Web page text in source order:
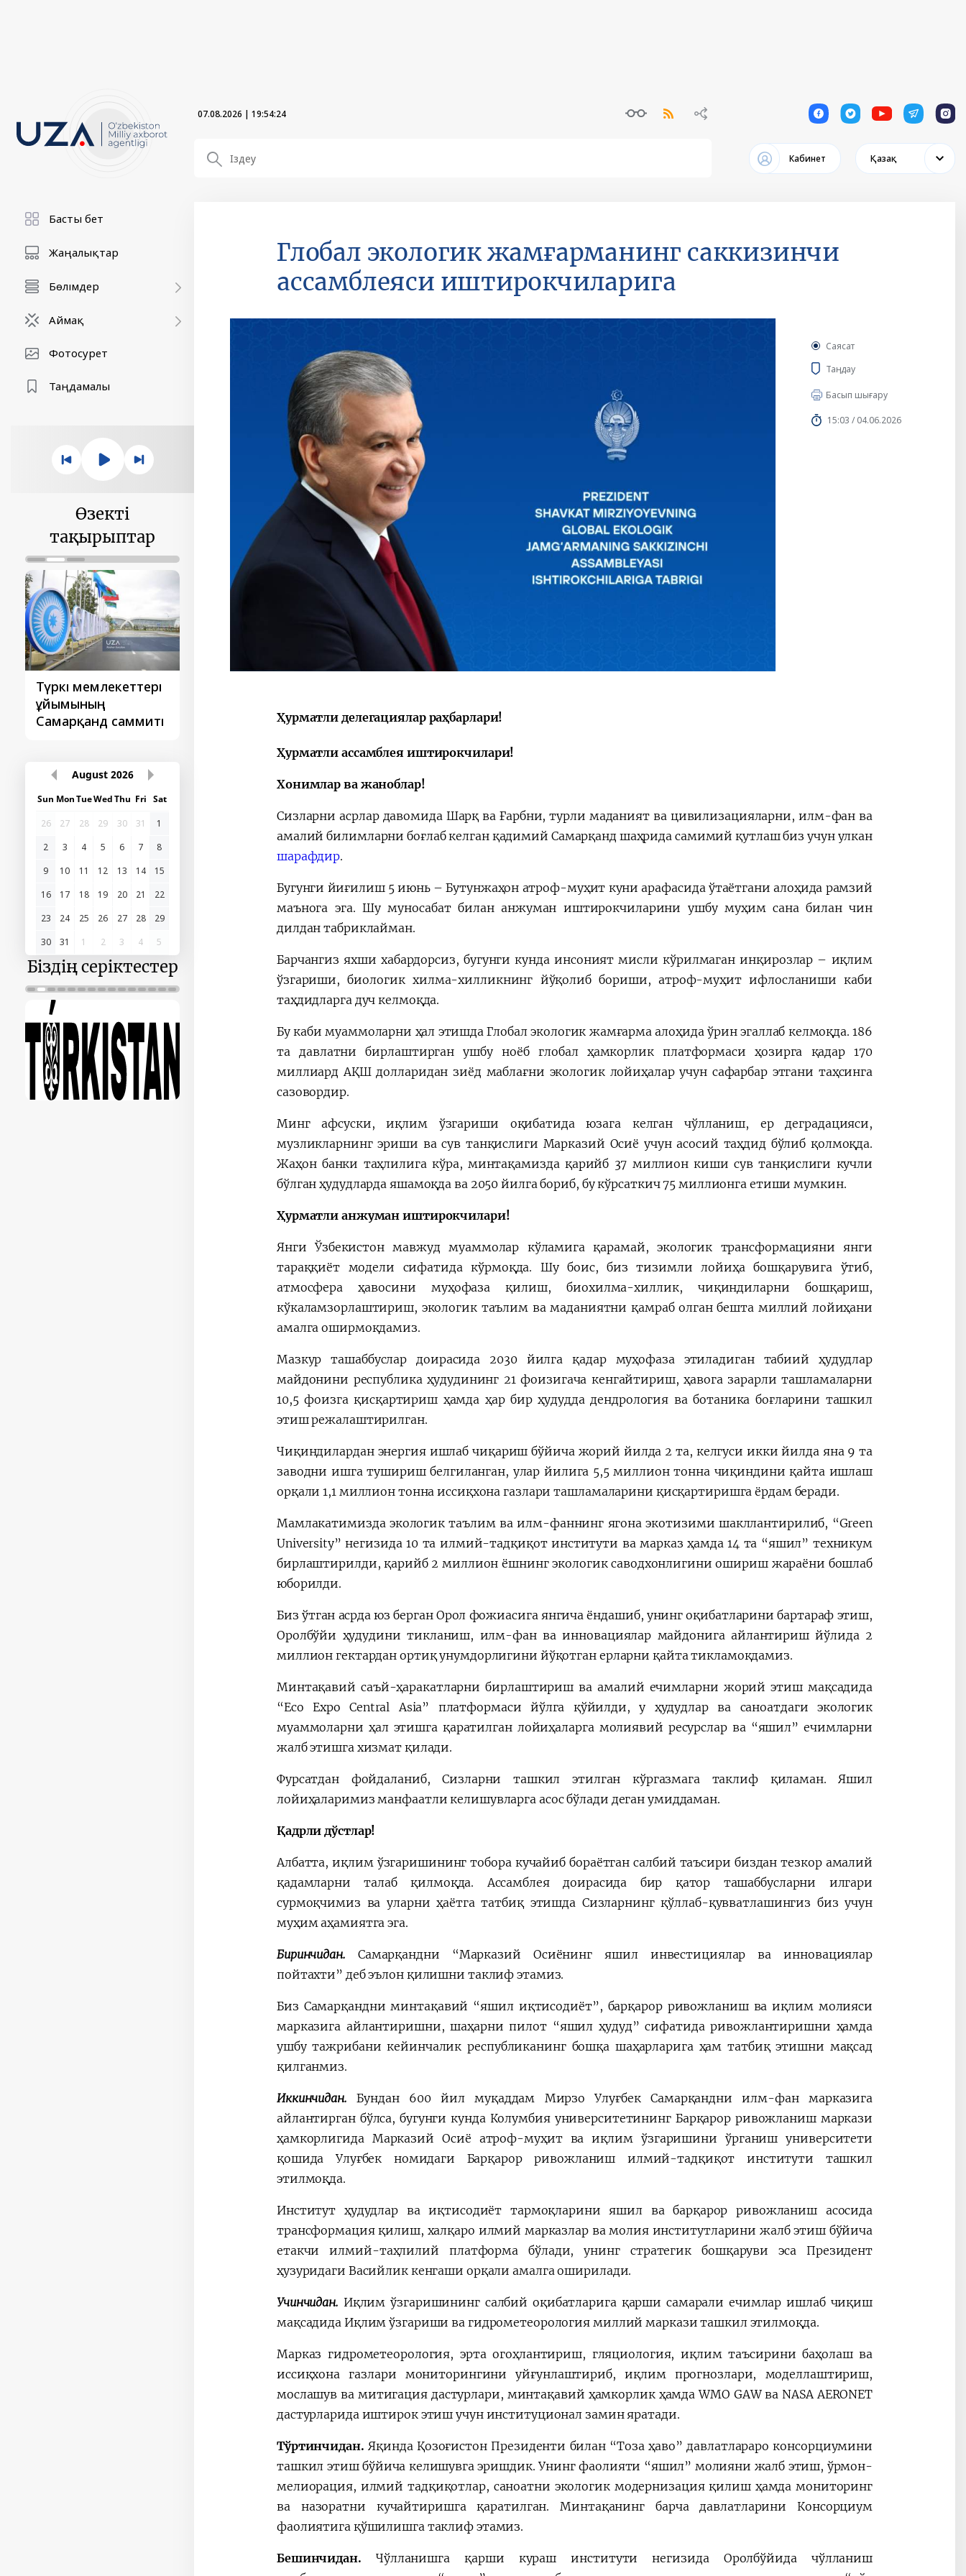
07.08.2026 | 19:54:25 1 1 1 1 1
Кабинет Қазақ
Басты бет
Жаңалықтар
Бөлімдер
Аймақ
Фотосурет
Таңдамалы
Өзекті
тақырыптар
Түркі мемлекеттері
ұйымының
Самарқанд саммиті
August 2026
Sun MonTueWedThu Fri Sat
26
27 28 29 30 31
1
2
3 4 5 6 7
8
9
10 11 12 13 14
15
16
17 18 19 20 21
22
23
24 25 26 27 28
29
30
31 1 2 3 4 5
Біздің серіктестер
Глобал экологик жамғарманинг саккизинчи
ассамблеяси иштирокчиларига
Саясат
Таңдау
Басып шығару
15:03 / 04.06.2026
Ҳурматли делегациялар раҳбарлари!
Ҳурматли ассамблея иштирокчилари!
Хонимлар ва жаноблар!
Сизларни асрлар давомида Шарқ ва Ғарбни, турли маданият ва цивилизацияларни, илм-фан ва
амалий билимларни боғлаб келган қадимий Самарқанд шаҳрида самимий қутлаш биз учун улкан
шарафдир.
Бугунги йиғилиш 5 июнь – Бутунжаҳон атроф-муҳит куни арафасида ўтаётгани алоҳида рамзий
маънога эга. Шу муносабат билан анжуман иштирокчиларини ушбу муҳим сана билан чин
дилдан табриклайман.
Барчангиз яхши хабардорсиз, бугунги кунда инсоният мисли кўрилмаган инқирозлар – иқлим
ўзгариши, биологик хилма-хилликнинг йўқолиб бориши, атроф-муҳит ифлосланиши каби
таҳдидларга дуч келмоқда.
Бу каби муаммоларни ҳал этишда Глобал экологик жамғарма алоҳида ўрин эгаллаб келмоқда. 186
та давлатни бирлаштирган ушбу ноёб глобал ҳамкорлик платформаси ҳозирга қадар 170
миллиард АҚШ долларидан зиёд маблағни экологик лойиҳалар учун сафарбар этгани таҳсинга
сазовордир.
Минг афсуски, иқлим ўзгариши оқибатида юзага келган чўлланиш, ер деградацияси,
музликларнинг эриши ва сув танқислиги Марказий Осиё учун асосий таҳдид бўлиб қолмоқда.
Жаҳон банки таҳлилига кўра, минтақамизда қарийб 37 миллион киши сув танқислиги кучли
бўлган ҳудудларда яшамоқда ва 2050 йилга бориб, бу кўрсаткич 75 миллионга етиши мумкин.
Ҳурматли анжуман иштирокчилари!
Янги Ўзбекистон мавжуд муаммолар кўламига қарамай, экологик трансформацияни янги
тараққиёт модели сифатида кўрмоқда. Шу боис, биз тизимли лойиҳа бошқарувига ўтиб,
атмосфера ҳавосини муҳофаза қилиш, биохилма-хиллик, чиқиндиларни бошқариш,
кўкаламзорлаштириш, экологик таълим ва маданиятни қамраб олган бешта миллий лойиҳани
амалга оширмоқдамиз.
Мазкур ташаббуслар доирасида 2030 йилга қадар муҳофаза этиладиган табиий ҳудудлар
майдонини республика ҳудудининг 21 фоизигача кенгайтириш, ҳавога зарарли ташламаларни
10,5 фоизга қисқартириш ҳамда ҳар бир ҳудудда дендрология ва ботаника боғларини ташкил
этиш режалаштирилган.
Чиқиндилардан энергия ишлаб чиқариш бўйича жорий йилда 2 та, келгуси икки йилда яна 9 та
заводни ишга тушириш белгиланган, улар йилига 5,5 миллион тонна чиқиндини қайта ишлаш
орқали 1,1 миллион тонна иссиқхона газлари ташламаларини қисқартиришга ёрдам беради.
Мамлакатимизда экологик таълим ва илм-фаннинг ягона экотизими шакллантирилиб, “Green
University” негизида 10 та илмий-тадқиқот институти ва марказ ҳамда 14 та “яшил” техникум
бирлаштирилди, қарийб 2 миллион ёшнинг экологик саводхонлигини ошириш жараёни бошлаб
юборилди.
Биз ўтган асрда юз берган Орол фожиасига янгича ёндашиб, унинг оқибатларини бартараф этиш,
Оролбўйи ҳудудини тикланиш, илм-фан ва инновациялар майдонига айлантириш йўлида 2
миллион гектардан ортиқ унумдорлигини йўқотган ерларни қайта тикламоқдамиз.
Минтақавий саъй-ҳаракатларни бирлаштириш ва амалий ечимларни жорий этиш мақсадида
“Eco Expo Central Asia” платформаси йўлга қўйилди, у ҳудудлар ва саноатдаги экологик
муаммоларни ҳал этишга қаратилган лойиҳаларга молиявий ресурслар ва “яшил” ечимларни
жалб этишга хизмат қилади.
Фурсатдан фойдаланиб, Сизларни ташкил этилган кўргазмага таклиф қиламан. Яшил
лойиҳаларимиз манфаатли келишувларга асос бўлади деган умиддаман.
Қадрли дўстлар!
Албатта, иқлим ўзгаришининг тобора кучайиб бораётган салбий таъсири биздан тезкор амалий
қадамларни талаб қилмоқда. Ассамблея доирасида бир қатор ташаббусларни илгари
сурмоқчимиз ва уларни ҳаётга татбиқ этишда Сизларнинг қўллаб-қувватлашингиз биз учун
муҳим аҳамиятга эга.
Биринчидан. Самарқандни “Марказий Осиёнинг яшил инвестициялар ва инновациялар
пойтахти” деб эълон қилишни таклиф этамиз.
Биз Самарқандни минтақавий “яшил иқтисодиёт”, барқарор ривожланиш ва иқлим молияси
марказига айлантиришни, шаҳарни пилот “яшил ҳудуд” сифатида ривожлантиришни ҳамда
ушбу тажрибани кейинчалик республиканинг бошқа шаҳарларига ҳам татбиқ этишни мақсад
қилганмиз.
Иккинчидан.Бундан 600 йил муқаддам Мирзо Улуғбек Самарқандни илм-фан марказига
айлантирган бўлса, бугунги кунда Колумбия университетининг Барқарор ривожланиш маркази
ҳамкорлигида Марказий Осиё атроф-муҳит ва иқлим ўзгаришини ўрганиш университети
қошида Улуғбек номидаги Барқарор ривожланиш илмий-тадқиқот институти ташкил
этилмоқда.
Институт ҳудудлар ва иқтисодиёт тармоқларини яшил ва барқарор ривожланиш асосида
трансформация қилиш, халқаро илмий марказлар ва молия институтларини жалб этиш бўйича
етакчи илмий-таҳлилий платформа бўлади, унинг стратегик бошқаруви эса Президент
ҳузуридаги Васийлик кенгаши орқали амалга оширилади.
Учинчидан. Иқлим ўзгаришининг салбий оқибатларига қарши самарали ечимлар ишлаб чиқиш
мақсадида Иқлим ўзгариши ва гидрометеорология миллий маркази ташкил этилмоқда.
Марказ гидрометеорология, эрта огоҳлантириш, гляциология, иқлим таъсирини баҳолаш ва
иссиқхона газлари мониторингини уйғунлаштириб, иқлим прогнозлари, моделлаштириш,
мослашув ва митигация дастурлари, минтақавий ҳамкорлик ҳамда WMO GAW ва NASA AERONET
дастурларида иштирок этиш учун институционал замин яратади.
Тўртинчидан. Яқинда Қозоғистон Президенти билан “Тоза ҳаво” давлатлараро консорциумини
ташкил этиш бўйича келишувга эришдик. Унинг фаолияти “яшил” молияни жалб этиш, ўрмон-
мелиорация, илмий тадқиқотлар, саноатни экологик модернизация қилиш ҳамда мониторинг
ва назоратни кучайтиришга қаратилган. Минтақанинг барча давлатларини Консорциум
фаолиятига қўшилишга таклиф этамиз.
Бешинчидан. Чўлланишга қарши кураш институти негизида Оролбўйида чўлланиш